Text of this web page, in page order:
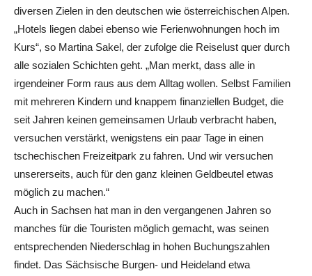
diversen Zielen in den deutschen wie österreichischen Alpen.
„Hotels liegen dabei ebenso wie Ferienwohnungen hoch im
Kurs“, so Martina Sakel, der zufolge die Reiselust quer durch
alle sozialen Schichten geht. „Man merkt, dass alle in
irgendeiner Form raus aus dem Alltag wollen. Selbst Familien
mit mehreren Kindern und knappem finanziellen Budget, die
seit Jahren keinen gemeinsamen Urlaub verbracht haben,
versuchen verstärkt, wenigstens ein paar Tage in einen
tschechischen Freizeitpark zu fahren. Und wir versuchen
unsererseits, auch für den ganz kleinen Geldbeutel etwas
möglich zu machen.“
Auch in Sachsen hat man in den vergangenen Jahren so
manches für die Touristen möglich gemacht, was seinen
entsprechenden Niederschlag in hohen Buchungszahlen
findet. Das Sächsische Burgen- und Heideland etwa